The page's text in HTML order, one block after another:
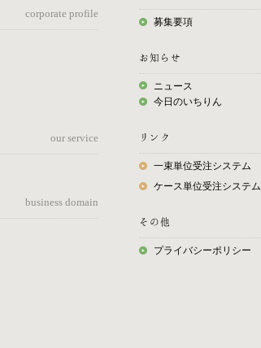
corporate profile
our service
business domain
募集要項
お知らせ
ニュース
今日のいちりん
リンク
一束単位受注システム
ケース単位受注システム
その他
プライバシーポリシー